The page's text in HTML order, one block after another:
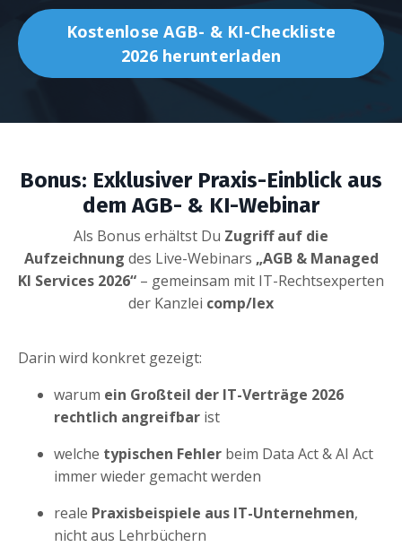
Kostenlose AGB- & KI-Checkliste
2026 herunterladen
Bonus: Exklusiver Praxis-Einblick aus
dem AGB- & KI-Webinar
Als Bonus erhältst Du Zugriff auf die
Aufzeichnung des Live-Webinars „AGB & Managed
KI Services 2026“ – gemeinsam mit IT-Rechtsexperten
der Kanzlei comp/lex
Darin wird konkret gezeigt:
warum ein Großteil der IT-Verträge 2026
rechtlich angreifbar ist
welche typischen Fehler beim Data Act & AI Act
immer wieder gemacht werden
reale Praxisbeispiele aus IT-Unternehmen,
nicht aus Lehrbüchern